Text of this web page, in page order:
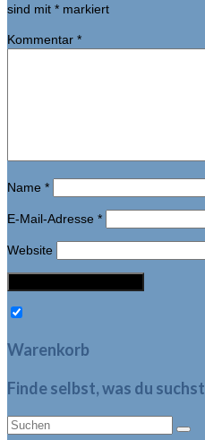
sind mit * markiert
Kommentar *
Name *
E-Mail-Adresse *
Website
Warenkorb
Finde selbst, was du suchst
Suche